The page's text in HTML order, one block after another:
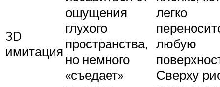
3D
имитация
ощущения
глухого
пространства,
но немного
«съедает»
легко
любую
Сверху